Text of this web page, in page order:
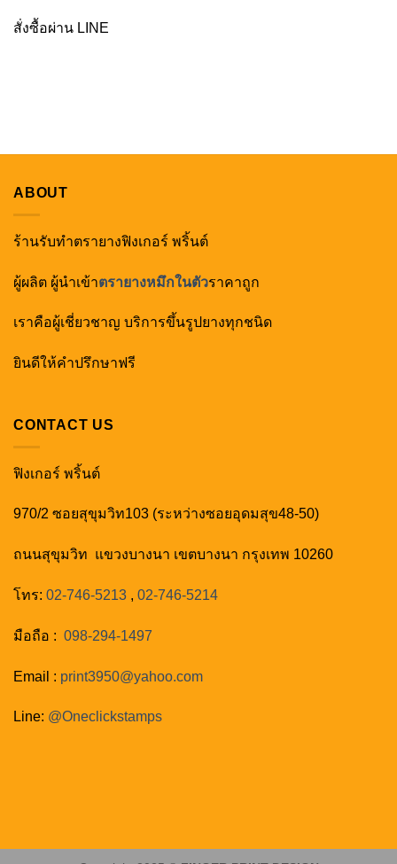
สั่งซื้อผ่าน LINE
ABOUT
ร้านรับทำตรายางฟิงเกอร์ พริ้นต์
ผู้ผลิต ผู้นำเข้าตรายางหมึกในตัวราคาถูก
เราคือผู้เชี่ยวชาญ บริการขึ้นรูปยางทุกชนิด
ยินดีให้คำปรึกษาฟรี
CONTACT US
ฟิงเกอร์ พริ้นต์
970/2 ซอยสุขุมวิท103 (ระหว่างซอยอุดมสุข48-50)
ถนนสุขุมวิท แขวงบางนา เขตบางนา กรุงเทพ 10260
โทร: 02-746-5213 , 02-746-5214
มือถือ : 098-294-1497
Email : print3950@yahoo.com
Line: @‌Oneclickstamps